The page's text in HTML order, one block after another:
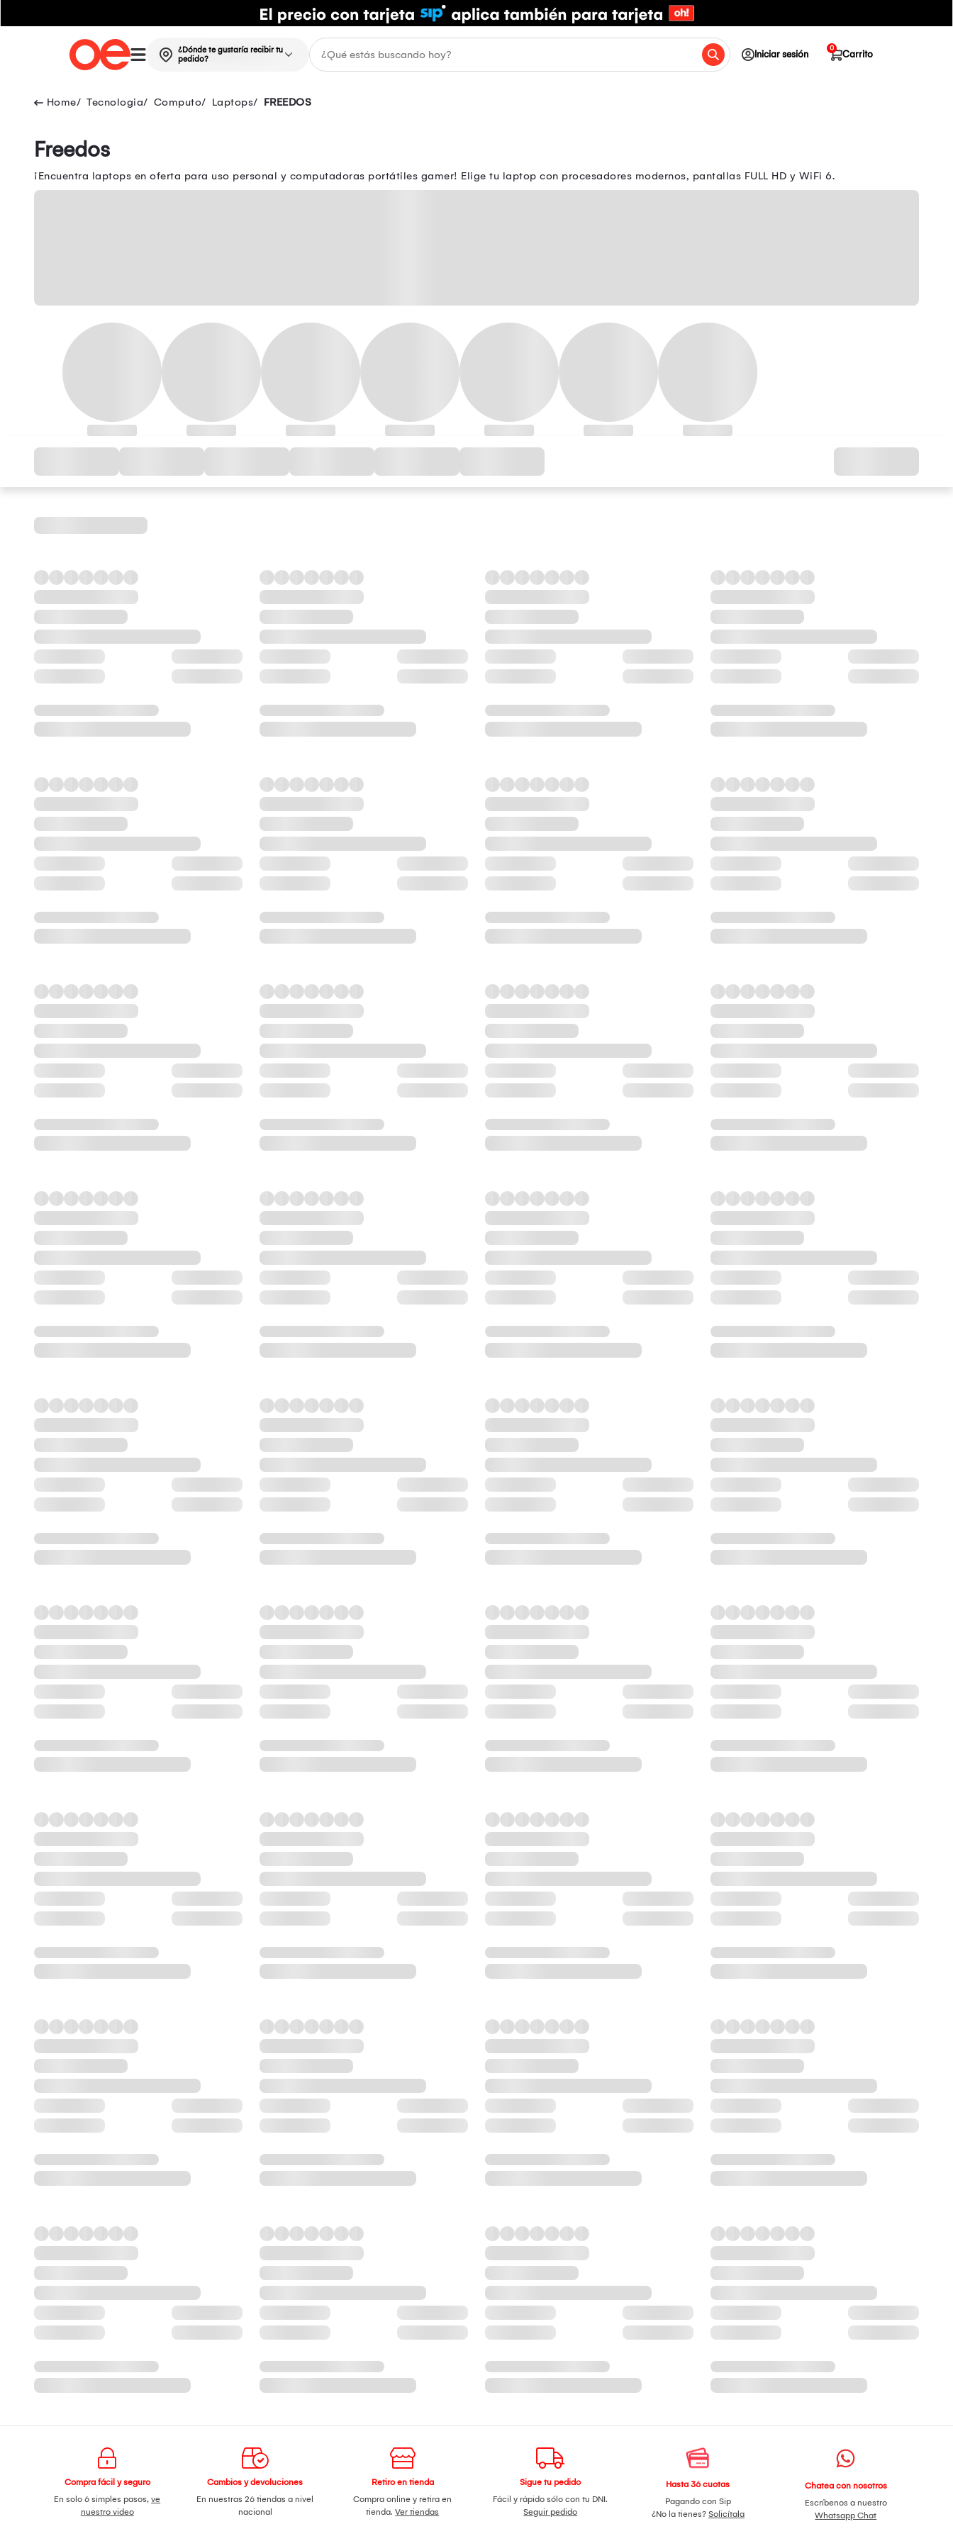
¿Dónde te gustaría recibir tu
pedido?
Iniciar sesión Carrito
0
Tecnologia Computo Laptops FREEDOS
Freedos
¡Encuentra laptops en oferta para uso personal y computadoras portátiles gamer! Elige tu laptop con procesadores modernos, pantallas FULL HD y WiFi 6.
Compra fácil y seguro
En solo 6 simples pasos,ve
nuestro video
Cambios y devoluciones
En nuestras 26 tiendas a nivel
nacional
Retiro en tienda
Compra online y retira en
tienda.Ver tiendas
Sigue tu pedido
Fácil y rápido sólo con tu DNI.
Seguir pedido
Hasta 36 cuotas
Pagando con Sip
¿No la tienes? Solicítala
Chatea con nosotros
Escríbenos a nuestro
Whatsapp Chat